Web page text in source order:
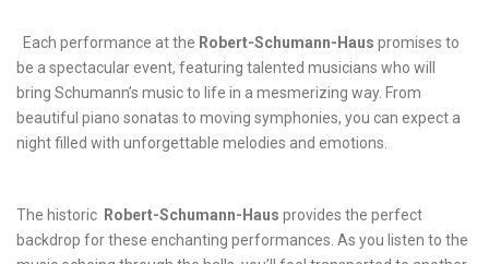
‌ ‌ Each performance at the⁤ Robert-Schumann-Haus promises ⁢to
‍be a ‌spectacular‌ event, featuring talented musicians who will⁣
bring Schumann’s music to life ‌in a mesmerizing way. From
beautiful piano ​sonatas to ‌moving symphonies, you can expect a
night filled with unforgettable melodies and emotions.
The historic ⁢ Robert-Schumann-Haus provides the perfect
‍backdrop for ⁤these enchanting performances. ⁤As ⁤you listen to the